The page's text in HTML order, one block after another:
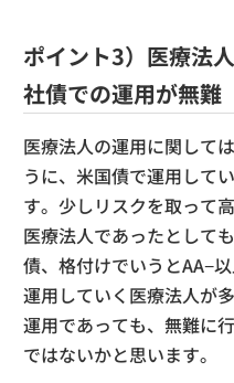
ポイント3）医療法
社債での運用が無難
医療法人の運用に関して
うに、米国債で運用して
す。少しリスクを取って
医療法人であったとして
債、格付けでいうとAA−
運用していく医療法人が
運用であっても、無難に
ではないかと思います。